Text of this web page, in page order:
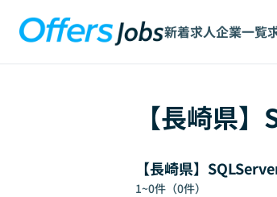
新着求人企業一覧
【長崎県】
【長崎県】
1~0件（0件）